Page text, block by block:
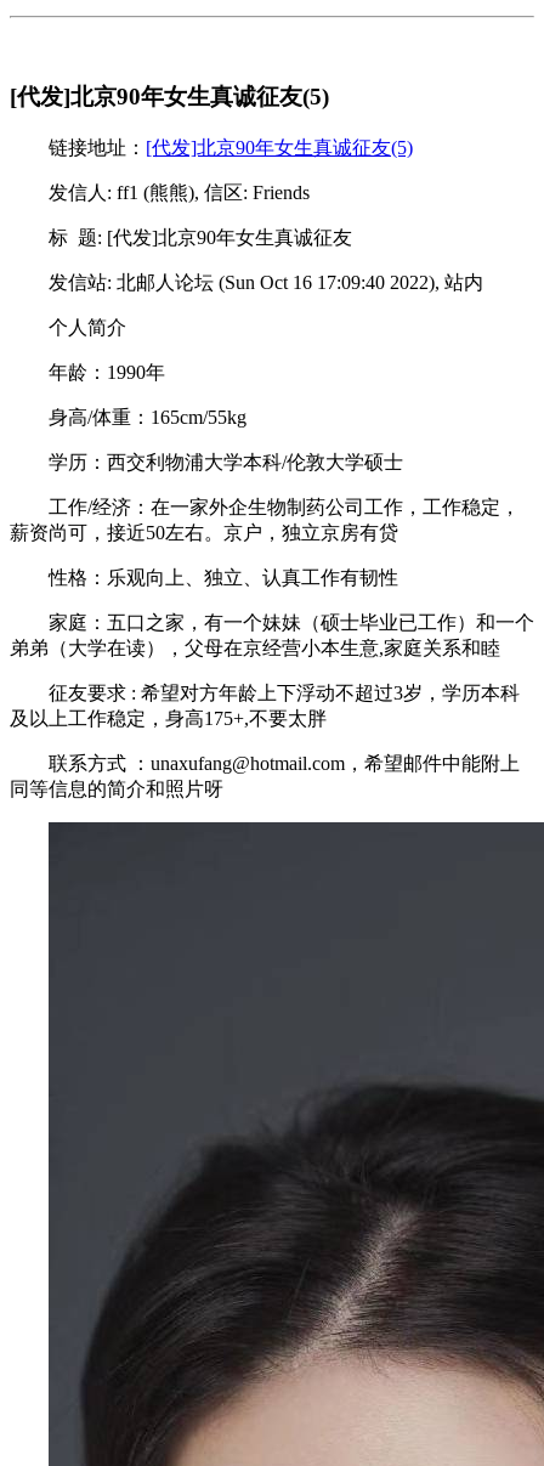
[代发]北京90年女生真诚征友(5)
链接地址： [代发]北京90年女生真诚征友(5)
发信人: ff1 (熊熊), 信区: Friends
标 题: [代发]北京90年女生真诚征友
发信站: 北邮人论坛 (Sun Oct 16 17:09:40 2022), 站内
个人简介
年龄：1990年
身高/体重：165cm/55kg
学历：西交利物浦大学本科/伦敦大学硕士
工作/经济：在一家外企生物制药公司工作，工作稳定，
薪资尚可，接近50左右。京户，独立京房有贷
性格：乐观向上、独立、认真工作有韧性
家庭：五口之家，有一个妹妹（硕士毕业已工作）和一个
弟弟（大学在读），父母在京经营小本生意,家庭关系和睦
征友要求 : 希望对方年龄上下浮动不超过3岁，学历本科
及以上工作稳定，身高175+,不要太胖
联系方式 ：unaxufang@hotmail.com，希望邮件中能附上
同等信息的简介和照片呀